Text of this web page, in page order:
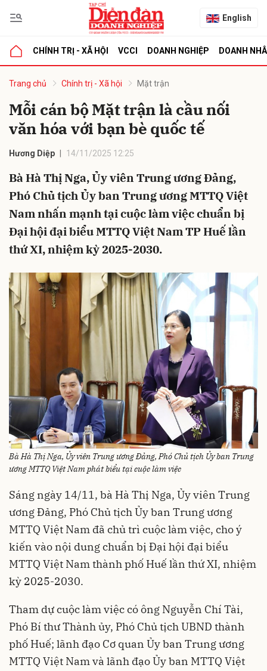
English
CHÍNH TRỊ - XÃ HỘI VCCI DOANH NGHIỆP DOANH
Trang chủ Chính trị - Xã hội Mặt trận
Mỗi cán bộ Mặt trận là cầu nối
văn hóa với bạn bè quốc tế
Hương Diệp 14/11/2025 12:25
Bà Hà Thị Nga, Ủy viên Trung ương Đảng,
Phó Chủ tịch Ủy ban Trung ương MTTQ Việt
Nam nhấn mạnh tại cuộc làm việc chuẩn bị
Đại hội đại biểu MTTQ Việt Nam TP Huế lần
thứ XI, nhiệm kỳ 2025-2030.
Bà Hà Thị Nga, Ủy viên Trung ương Đảng, Phó Chủ tịch Ủy ban Trung
ương MTTQ Việt Nam phát biểu tại cuộc làm việc
Sáng ngày 14/11, bà Hà Thị Nga, Ủy viên Trung
ương Đảng, Phó Chủ tịch Ủy ban Trung ương
MTTQ Việt Nam đã chủ trì cuộc làm việc, cho ý
kiến vào nội dung chuẩn bị Đại hội đại biểu
MTTQ Việt Nam thành phố Huế lần thứ XI, nhiệm
kỳ 2025-2030.
Tham dự cuộc làm việc có ông Nguyễn Chí Tài,
Phó Bí thư Thành ủy, Phó Chủ tịch UBND thành
phố Huế; lãnh đạo Cơ quan Ủy ban Trung ương
MTTQ Việt Nam và lãnh đạo Ủy ban MTTQ Việt
luận
Hủy